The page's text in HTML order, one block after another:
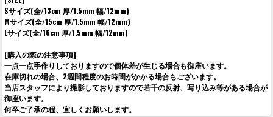
Sサイズ(全/13cm 厚/1.5mm 幅/12mm)
Mサイズ(全/15cm 厚/1.5mm 幅/12mm)
Lサイズ(全/16cm 厚/1.5mm 幅/12mm)
[購入の際の注意事項]
一点一点手作りしておりますので個体差が生じる場合も御座います。
在庫切れの場合、2週間程度のお時間がかかる場合もございます。
当店スタッフにより撮影しておりますので若干の反射、写り込み等がある場合が
御座います。
何卒ご了承の程、宜しくお願いします。